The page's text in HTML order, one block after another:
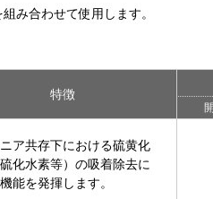
み合わせて使用します。
特徴
ア共存下における硫黄化
化水素等）の吸着除去に
能を発揮します。